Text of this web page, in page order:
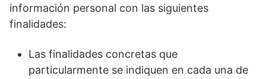
información personal con las siguientes
finalidades:
Las finalidades concretas que
particularmente se indiquen en cada una de